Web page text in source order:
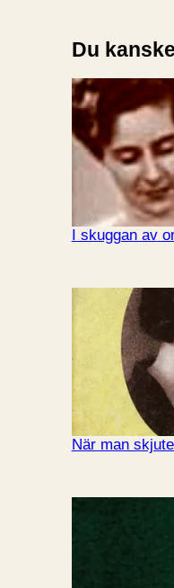
Du
I skuggan av
När man